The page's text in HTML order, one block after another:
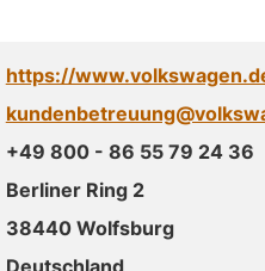
https://
+49 800 - 86 55 79 24 36
Berliner Ring 2
38440 Wolfsburg
Deutschland